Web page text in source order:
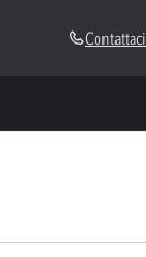
Contattaci